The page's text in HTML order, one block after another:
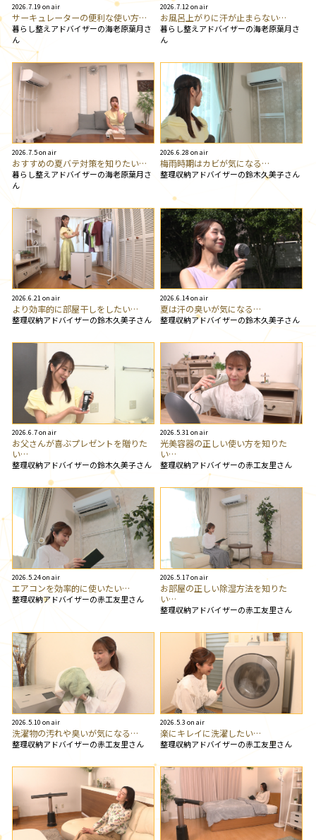
2026.7.19 on air
サーキュレーターの便利な使い方…
暮らし整えアドバイザーの海老原葉月さ
ん
2026.7.12 on air
お風呂上がりに汗が止まらない…
暮らし整えアドバイザーの海老原葉月さ
ん
2026.7.5 on air
おすすめの夏バテ対策を知りたい…
暮らし整えアドバイザーの海老原葉月さ
ん
2026.6.28 on air
梅雨時期はカビが気になる…
整理収納アドバイザーの鈴木久美子さん
2026.6.21 on air
より効率的に部屋干しをしたい…
整理収納アドバイザーの鈴木久美子さん
2026.6.14 on air
夏は汗の臭いが気になる…
整理収納アドバイザーの鈴木久美子さん
2026.6.7 on air
お父さんが喜ぶプレゼントを贈りた
い…
整理収納アドバイザーの鈴木久美子さん
2026.5.31 on air
光美容器の正しい使い方を知りた
い…
整理収納アドバイザーの赤工友里さん
2026.5.24 on air
エアコンを効率的に使いたい…
整理収納アドバイザーの赤工友里さん
2026.5.17 on air
お部屋の正しい除湿方法を知りた
い…
整理収納アドバイザーの赤工友里さん
2026.5.10 on air
洗濯物の汚れや臭いが気になる…
整理収納アドバイザーの赤工友里さん
2026.5.3 on air
楽にキレイに洗濯したい…
整理収納アドバイザーの赤工友里さん